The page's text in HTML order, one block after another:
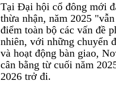
Tại Đại hội cổ đông mới
thừa nhận, năm 2025
điểm toàn bộ các vấn đề
nhiên, với những chuyển
và hoạt động bàn giao,
cân bằng từ cuối năm
2026 trở đi.